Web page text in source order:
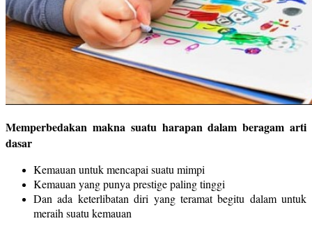
Memperbedakan makna suatu harapan dalam beragam arti
dasar
Kemauan untuk mencapai suatu mimpi
Kemauan yang punya prestige paling tinggi
Dan ada keterlibatan diri yang teramat begitu dalam untuk
meraih suatu kemauan